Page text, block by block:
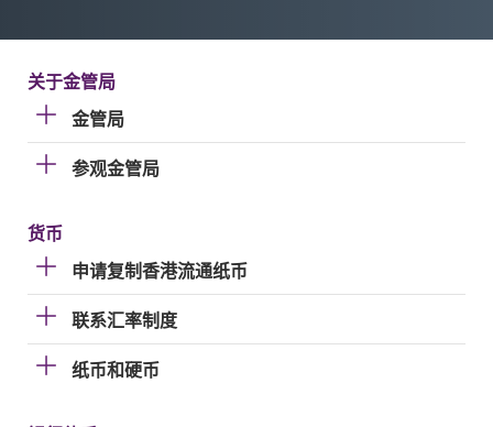
关于金管局
金管局
参观金管局
货币
申请复制香港流通纸币
联系汇率制度
纸币和硬币